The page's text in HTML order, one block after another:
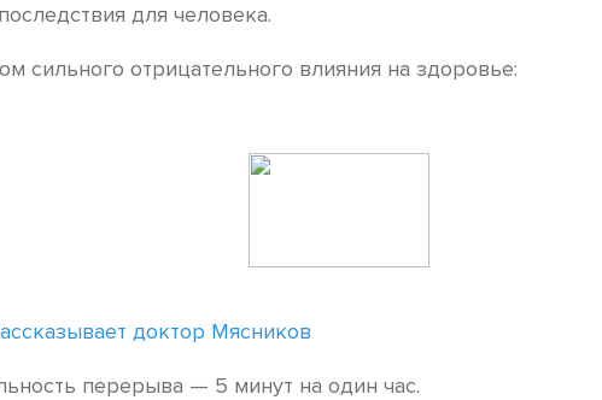
для человека.
отрицательного влияния на здоровье:
доктор Мясников
перерыва — 5 минут на один час.